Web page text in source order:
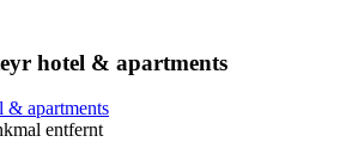
hotel & apartments
& apartments
entfernt